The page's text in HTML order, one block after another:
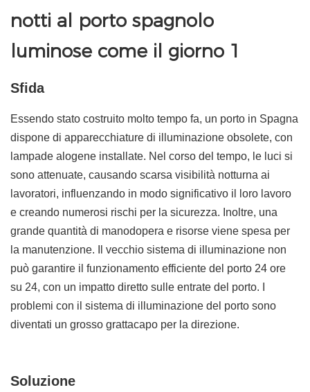
Sfida
Essendo stato costruito molto tempo fa, un porto in Spagna
dispone di apparecchiature di illuminazione obsolete, con
lampade alogene installate. Nel corso del tempo, le luci si
sono attenuate, causando scarsa visibilità notturna ai
lavoratori, influenzando in modo significativo il loro lavoro
e creando numerosi rischi per la sicurezza. Inoltre, una
grande quantità di manodopera e risorse viene spesa per
la manutenzione. Il vecchio sistema di illuminazione non
può garantire il funzionamento efficiente del porto 24 ore
su 24, con un impatto diretto sulle entrate del porto. I
problemi con il sistema di illuminazione del porto sono
diventati un grosso grattacapo per la direzione.
Soluzione